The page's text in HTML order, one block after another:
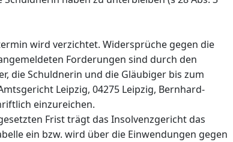
wird verzichtet. Widersprüche gegen die
Forderungen sind durch den
die Schuldnerin und die Gläubiger bis zum
Leipzig, 04275 Leipzig, Bernhard-
einzureichen.
Frist trägt das Insolvenzgericht das
ein bzw. wird über die Einwendungen gegen